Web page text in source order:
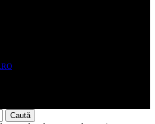
Caută